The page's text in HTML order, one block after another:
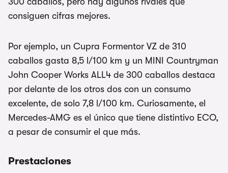
consiguen cifras mejores.
Por ejemplo, un Cupra Formentor VZ de 310
caballos gasta 8,5 l/100 km y un MINI Countryman
John Cooper Works ALL4 de 300 caballos destaca
por delante de los otros dos con un consumo
excelente, de solo 7,8 l/100 km. Curiosamente, el
Mercedes-AMG es el único que tiene distintivo ECO,
a pesar de consumir el que más.
Prestaciones